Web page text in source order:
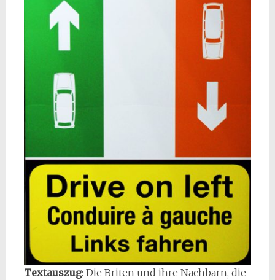
Textauszug: Die Briten und ihre Nachbarn, die